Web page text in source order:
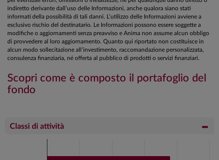
indiretto derivante dall’uso delle Informazioni, anche qualora siano stati
informati della possibilità di tali danni. L’utilizzo delle Informazioni avviene a
esclusivo rischio del destinatario. Le Informazioni possono essere soggette a
modifiche o aggiornamenti senza preavviso e Anima non assume alcun obbligo
di provvedere al loro aggiornamento. Quanto qui riportato non costituisce in
alcun modo sollecitazione all’investimento, raccomandazione personalizzata,
consulenza finanziaria, né offerta al pubblico di prodotti o servizi finanziari.
Scopri come è composto il portafoglio del
fondo
Classi di attività
Bar chart with 2 data series.